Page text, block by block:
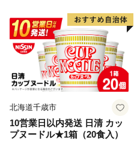
北海道千歳市
10営業日以内発送 日清 カッ
プヌードル★1箱（20食入）